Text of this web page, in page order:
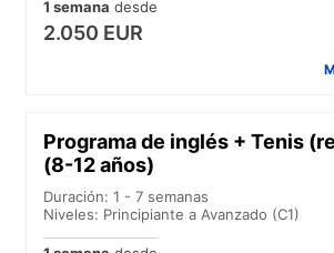
1 semana desde
2.050 EUR
Programa de inglés + Tenis
(8-12 años)
Duración: 1 - 7 semanas
Niveles: Principiante a Avanzado (C1)